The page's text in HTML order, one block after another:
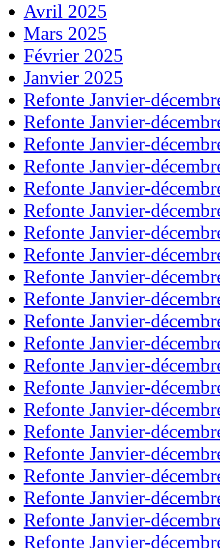
Avril 2025
Mars 2025
Février 2025
Janvier 2025
Refonte Janvier-
Refonte Janvier-
Refonte Janvier-
Refonte Janvier-
Refonte Janvier-
Refonte Janvier-
Refonte Janvier-
Refonte Janvier-
Refonte Janvier-
Refonte Janvier-
Refonte Janvier-
Refonte Janvier-
Refonte Janvier-
Refonte Janvier-
Refonte Janvier-
Refonte Janvier-
Refonte Janvier-
Refonte Janvier-
Refonte Janvier-
Refonte Janvier-
Refonte Janvier-